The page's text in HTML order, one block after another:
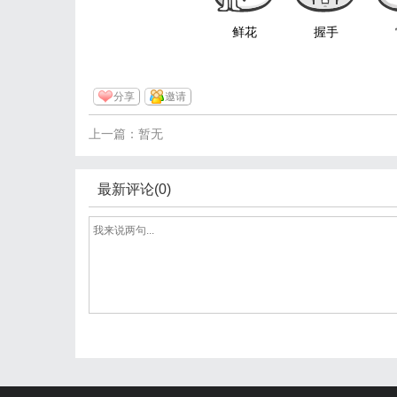
鲜花 握手
分享 邀请
上一篇：暂无
最新评论(0)